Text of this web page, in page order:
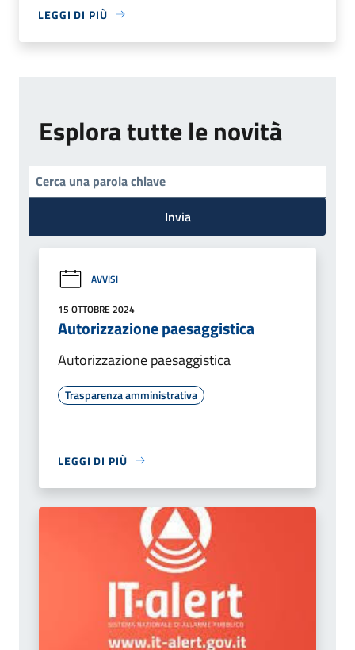
LEGGI DI PIÙ
Esplora tutte le novità
Invia
AVVISI
15 OTTOBRE 2024
Autorizzazione paesaggistica
Autorizzazione paesaggistica
Trasparenza amministrativa
LEGGI DI PIÙ